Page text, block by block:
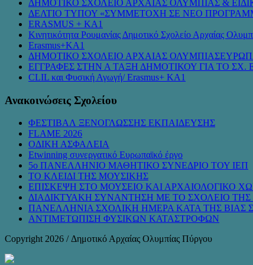
ΔΗΜΟΤΙΚΟ ΣΧΟΛΕΙΟ ΑΡΧΑΙΑΣ ΟΛΥΜΠΙΑΣ &
ΔΕΛΤΙΟ ΤΥΠΟΥ «ΣΥΜMΕΤΟΧΗ ΣΕ ΝΕΟ
ERASMUS + KA1
Κινητικότητα Ρουμανίας Δημοτικό Σχολείο Αρχαίας
Erasmus+KA1
ΔΗΜΟΤΙΚΟ ΣΧΟΛΕΙΟ ΑΡΧΑΙΑΣ
ΕΓΓΡΑΦΕΣ ΣΤΗΝ Α ΤΑΞΗ ΔΗΜΟΤΙΚΟΥ ΓΙΑ ΤΟ ΣΧ.
CLIL και Φυσική Αγωγή/ Erasmus+ KA1
Ανακοινώσεις Σχολείου
ΦΕΣΤΙΒΑΛ ΞΕΝΟΓΛΩΣΣΗΣ ΕΚΠΑΙΔΕΥΣΗΣ
FLAME 2026
ΟΔΙΚΗ ΑΣΦΑΛΕΙΑ
Etwinning συνεργατικό Ευρωπαϊκό έργο
5ο ΠΑΝΕΛΛΗΝΙΟ ΜΑΘΗΤΙΚΟ ΣΥΝΕΔΡΙΟ ΤΟΥ ΙΕΠ
ΤΟ ΚΛΕΙΔΙ ΤΗΣ ΜΟΥΣΙΚΗΣ
ΕΠΙΣΚΕΨΗ ΣΤΟ ΜΟΥΣΕΙΟ ΚΑΙ ΑΡΧΑΙΟΛΟΓΙΚΟ
ΔΙΑΔΙΚΤΥΑΚΗ ΣΥΝΑΝΤΗΣΗ ΜΕ ΤΟ ΣΧΟΛΕΙΟ ΤΗΣ
ΠΑΝΕΛΛΗΝΙΑ ΣΧΟΛΙΚΗ ΗΜΕΡΑ ΚΑΤΑ ΤΗΣ ΒΙΑΣ
ΑΝΤΙΜΕΤΩΠΙΣΗ ΦΥΣΙΚΩΝ ΚΑΤΑΣΤΡΟΦΩΝ
Copyright 2026 / Δημοτικό Αρχαίας Ολυμπίας Πύργου